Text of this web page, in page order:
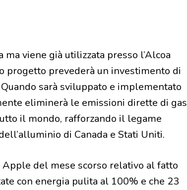
viene già utilizzata presso l’Alcoa
progetto prevederà un investimento di
sarà sviluppato e implementato
eliminerà le emissioni dirette di gas
il mondo, rafforzando il legame
di Canada e Stati Uniti.
Apple del mese scorso relativo al fatto
con energia pulita al 100% e che 23